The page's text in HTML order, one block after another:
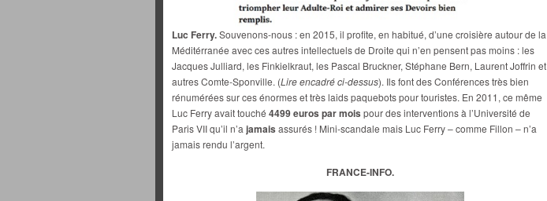
Luc Ferry.Souvenons-nous : en 2015, il profite, en habitué, d’une croisière autour de la
Méditérranée avec ces autres intellectuels de Droite qui n’en pensent pas moins : les
Jacques Julliard, les Finkielkraut, les Pascal Bruckner, Stéphane Bern, Laurent Joffrin et
autres Comte-Sponville. (Lire encadré ci-dessus). Ils font des Conférences très bien
rénumérées sur ces énormes et très laids paquebots pour touristes. En 2011, ce même
Luc Ferry avait touché 4499 euros par mois pour des interventions à l’Université de
Paris VII qu’il n’a jamais assurés ! Mini-scandale mais Luc Ferry – comme Fillon – n’a
jamais rendu l’argent.
FRANCE-INFO.